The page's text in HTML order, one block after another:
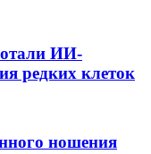
ИИ-
редких клеток
ношения